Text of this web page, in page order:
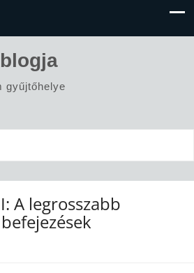
gyűjtőhelye
A legrosszabb